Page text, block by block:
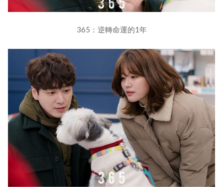
365：逆轉命運的1年